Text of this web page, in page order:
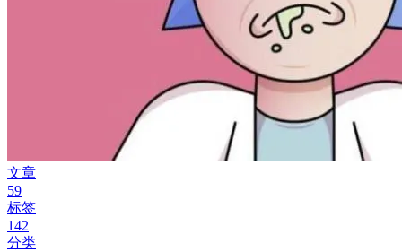
文章
59
标签
142
分类